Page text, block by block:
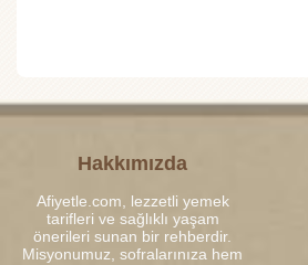
Hakkımızda
Afiyetle.com, lezzetli yemek
tarifleri ve sağlıklı yaşam
önerileri sunan bir rehberdir.
Misyonumuz, sofralarınıza hem